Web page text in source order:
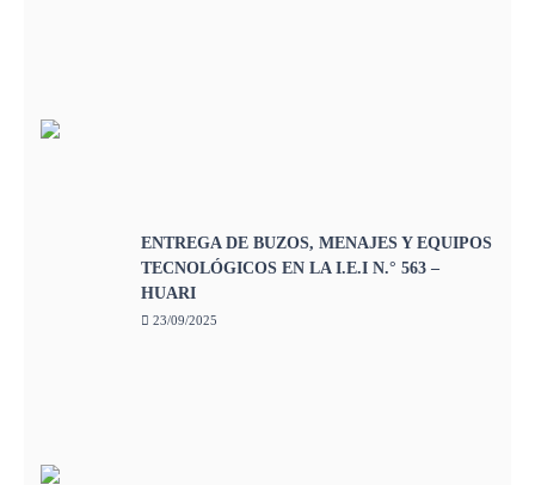
ENTREGA DE BUZOS, MENAJES Y EQUIPOS
TECNOLÓGICOS EN LA I.E.I N.° 563 –
HUARI
23/09/2025